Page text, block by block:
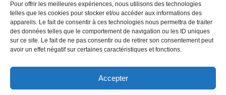
Pour offrir les meilleures expériences, nous utilisons des technologies
telles que les cookies pour stocker et/ou accéder aux informations des
appareils. Le fait de consentir à ces technologies nous permettra de traiter
des données telles que le comportement de navigation ou les ID uniques
sur ce site. Le fait de ne pas consentir ou de retirer son consentement peut
avoir un effet négatif sur certaines caractéristiques et fonctions.
Accepter